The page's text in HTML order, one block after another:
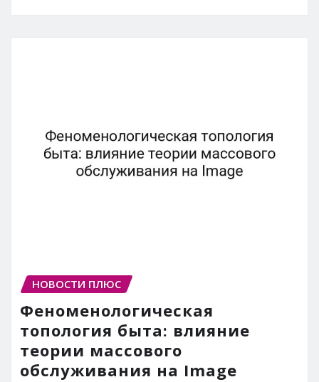
НОВОСТИ ПЛЮС
Феноменологическая
топология быта: влияние
теории массового
обслуживания на Image